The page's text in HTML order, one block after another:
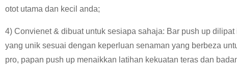
otot utama dan kecil anda;
4) Convienet & dibuat untuk sesiapa sahaja: Bar push up
yang unik sesuai dengan keperluan senaman yang berbeza
pro, papan push up menaikkan latihan kekuatan teras dan